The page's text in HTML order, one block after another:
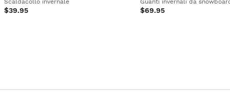
Scaldacollo invernale
$39.95
Guanti invernali da
$69.95